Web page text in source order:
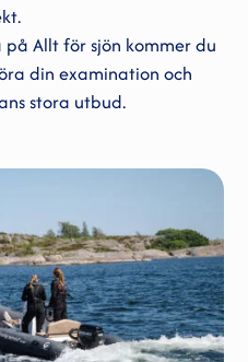
Allt för sjön kommer du
din examination och
stora utbud.